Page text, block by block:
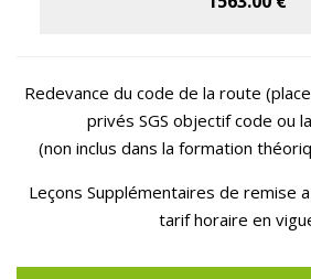
Redevance du code de la route
privés SGS objectif code ou
(non inclus dans la formation
Leçons Supplémentaires de remise
tarif horaire en